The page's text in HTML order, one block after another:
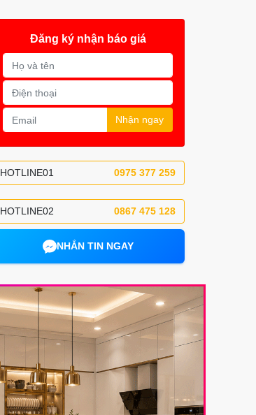
Đăng ký nhận báo giá
Nhận ngay
HOTLINE01 0975 377 259
HOTLINE02 0867 475 128
NHẮN TIN NGAY